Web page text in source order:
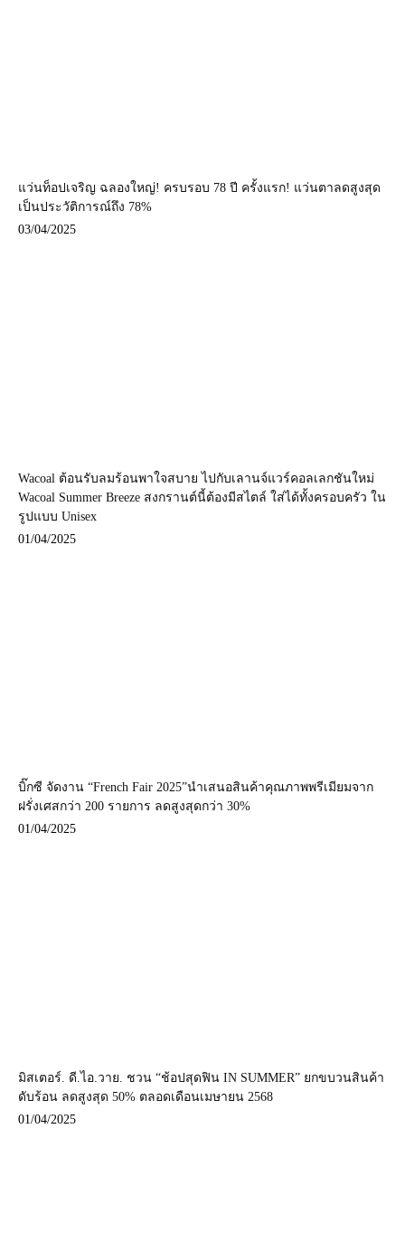
แว่นท็อปเจริญ ฉลองใหญ่! ครบรอบ 78 ปี ครั้งแรก! แว่นตาลดสูงสุด
เป็นประวัติการณ์ถึง 78%
03/04/2025
Wacoal ต้อนรับลมร้อนพาใจสบาย ไปกับเลานจ์แวร์คอลเลกชันใหม่
Wacoal Summer Breeze สงกรานต์นี้ต้องมีสไตล์ ใส่ได้ทั้งครอบครัว ใน
รูปแบบ Unisex
01/04/2025
บิ๊กซี จัดงาน “French Fair 2025”นำเสนอสินค้าคุณภาพพรีเมียมจาก
ฝรั่งเศสกว่า 200 รายการ ลดสูงสุดกว่า 30%
01/04/2025
มิสเตอร์. ดี.ไอ.วาย. ชวน “ช้อปสุดฟิน IN SUMMER” ยกขบวนสินค้า
ดับร้อน ลดสูงสุด 50% ตลอดเดือนเมษายน 2568
01/04/2025